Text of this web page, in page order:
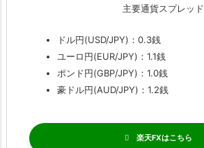
主要通貨スプレッド
ドル円(USD/JPY)：0.3銭
ユーロ円(EUR/JPY)：1.1銭
ポンド円(GBP/JPY)：1.0銭
豪ドル円(AUD/JPY)：1.2銭
楽天FX